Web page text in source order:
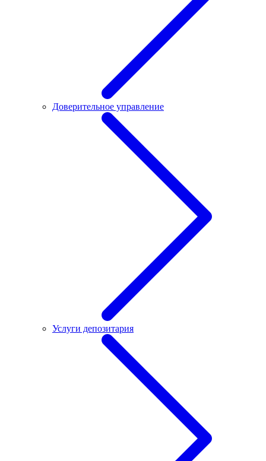
Доверительное управление
Услуги депозитария